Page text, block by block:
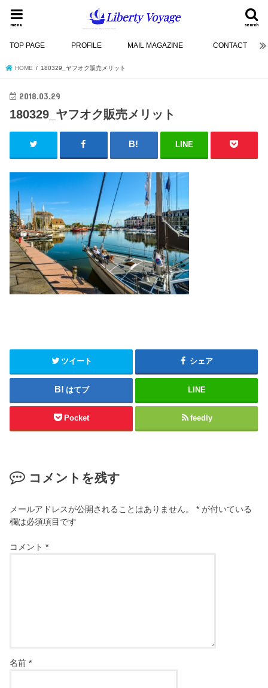
search
menu
TOP PAGE PROFILE MAIL MAGAZINE CONTACT
HOME 180329_ヤフオク販売メリット
2018.03.29
180329_ヤフオク販売メリット
LINE
ツイート シェア
はてブ LINE
Pocket feedly
コメントを残す
メールアドレスが公開されることはありません。 * が付いている
欄は必須項目です
コメント*
名前*